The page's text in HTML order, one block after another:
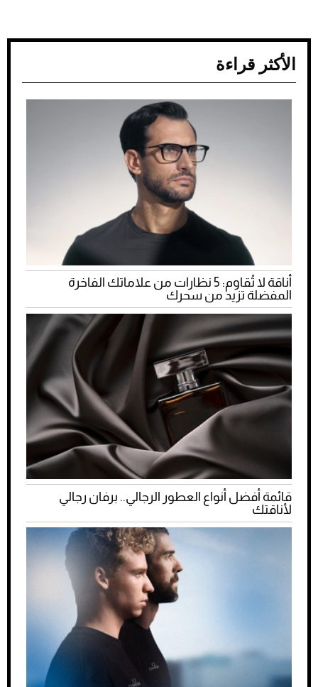
الأكثر قراءة
أناقة لا تُقاوم: 5 نظارات من علاماتك الفاخرة
المفضلة تزيد من سحرك
قائمة أفضل أنواع العطور الرجالي.. برفان رجالي
لأناقتك